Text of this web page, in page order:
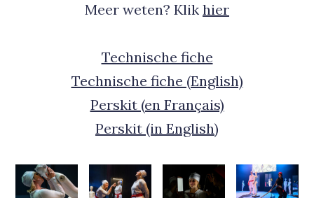
Meer weten? Klik hier
Technische fiche
Technische fiche (English)
Perskit (en Français)
Perskit (in English)